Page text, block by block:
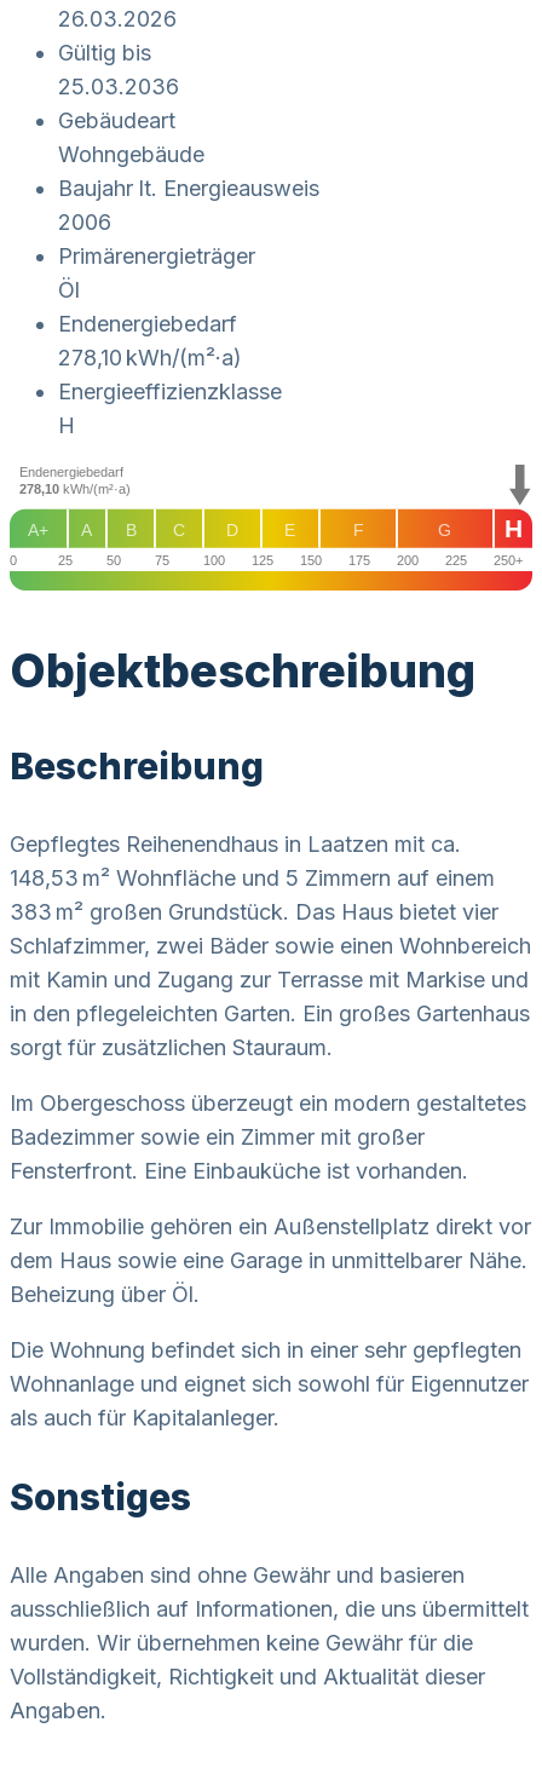
26.03.2026
Gültig bis
25.03.2036
Gebäudeart
Wohngebäude
Baujahr lt. Energieausweis
2006
Primärenergieträger
Öl
Endenergie­bedarf
278,10 kWh/(m²·a)
Energie­effizienz­klasse
H
0 25 50 75 100 125 150 175 200 225 250+
G
F
E
D
C
B
A
A+ H
Endenergiebedarf
278,10 kWh/(m²·a)
Objekt­beschreibung
Beschreibung
Gepflegtes Reihenendhaus in Laatzen mit ca.
148,53 m² Wohnfläche und 5 Zimmern auf einem
383 m² großen Grundstück. Das Haus bietet vier
Schlafzimmer, zwei Bäder sowie einen Wohnbereich
mit Kamin und Zugang zur Terrasse mit Markise und
in den pflegeleichten Garten. Ein großes Gartenhaus
sorgt für zusätzlichen Stauraum.
Im Obergeschoss überzeugt ein modern gestaltetes
Badezimmer sowie ein Zimmer mit großer
Fensterfront. Eine Einbauküche ist vorhanden.
Zur Immobilie gehören ein Außenstellplatz direkt vor
dem Haus sowie eine Garage in unmittelbarer Nähe.
Beheizung über Öl.
Die Wohnung befindet sich in einer sehr gepflegten
Wohnanlage und eignet sich sowohl für Eigennutzer
als auch für Kapitalanleger.
Sonstiges
Alle Angaben sind ohne Gewähr und basieren
ausschließlich auf Informationen, die uns übermittelt
wurden. Wir übernehmen keine Gewähr für die
Vollständigkeit, Richtigkeit und Aktualität dieser
Angaben.